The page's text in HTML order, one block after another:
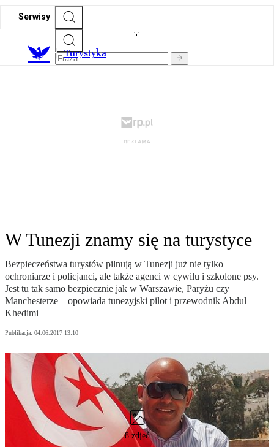
Serwisy
Turystyka
W Tunezji znamy się na turystyce
Bezpieczeństwa turystów pilnują w Tunezji już nie tylko
ochroniarze i policjanci, ale także agenci w cywilu i szkolone psy.
Jest tu tak samo bezpiecznie jak w Warszawie, Paryżu czy
Manchesterze – opowiada tunezyjski pilot i przewodnik Abdul
Khedimi
Publikacja: 04.06.2017 13:10
8 zdjęć